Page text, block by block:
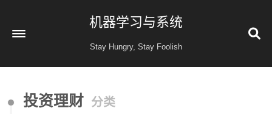
机器学习与系统
Stay Hungry, Stay Foolish
读书
投资理财 分类